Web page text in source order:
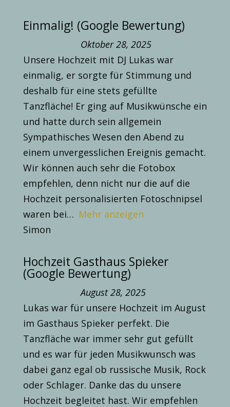
Einmalig! (Google Bewertung)
Oktober 28, 2025
Unsere Hochzeit mit DJ Lukas war
einmalig, er sorgte für Stimmung und
deshalb für eine stets gefüllte
Tanzfläche! Er ging auf Musikwünsche ein
und hatte durch sein allgemein
Sympathisches Wesen den Abend zu
einem unvergesslichen Ereignis gemacht.
Wir können auch sehr die Fotobox
empfehlen, denn nicht nur die auf die
Hochzeit personalisierten Fotoschnipsel
waren bei
Mehr anzeigen
Simon
Hochzeit Gasthaus Spieker
(Google Bewertung)
August 28, 2025
Lukas war für unsere Hochzeit im August
im Gasthaus Spieker perfekt. Die
Tanzfläche war immer sehr gut gefüllt
und es war für jeden Musikwunsch was
dabei ganz egal ob russische Musik, Rock
oder Schlager. Danke das du unsere
Hochzeit begleitet hast. Wir empfehlen